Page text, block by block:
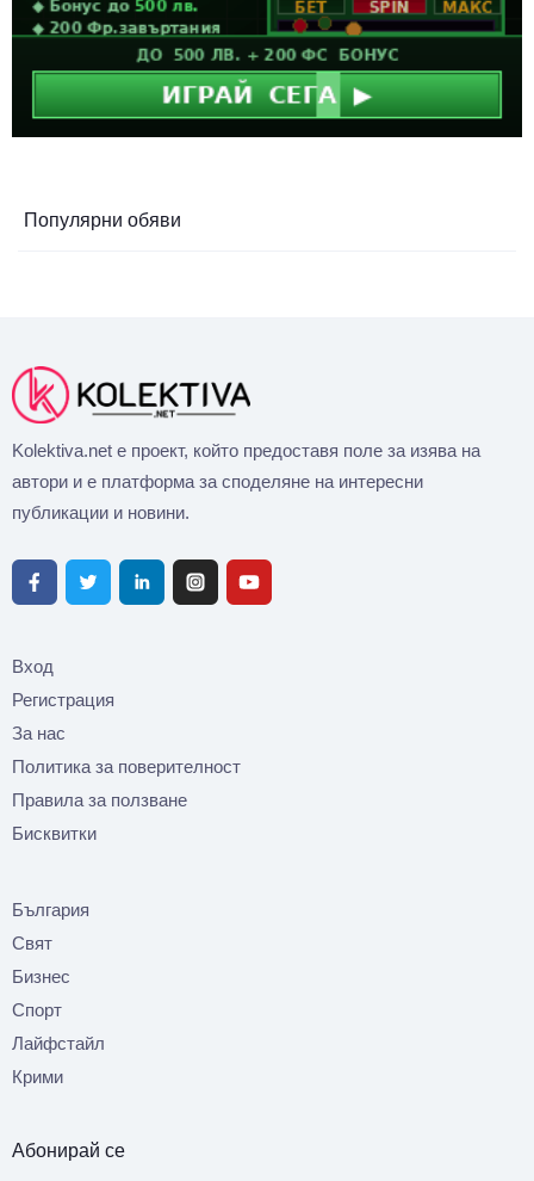
Популярни обяви
Kolektiva.net е проект, който предоставя поле за изява на
автори и е платформа за споделяне на интересни
публикации и новини.
Вход
Регистрация
За нас
Политика за поверителност
Правила за ползване
Бисквитки
България
Свят
Бизнес
Спорт
Лайфстайл
Крими
Абонирай се